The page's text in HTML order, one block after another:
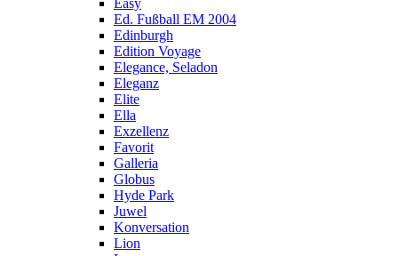
Easy
Ed. Fußball EM 2004
Edinburgh
Edition Voyage
Elegance, Seladon
Eleganz
Elite
Ella
Exzellenz
Favorit
Galleria
Globus
Hyde Park
Juwel
Konversation
Lion